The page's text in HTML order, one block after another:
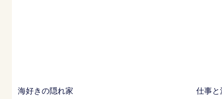
海好きの隠れ家 仕事と